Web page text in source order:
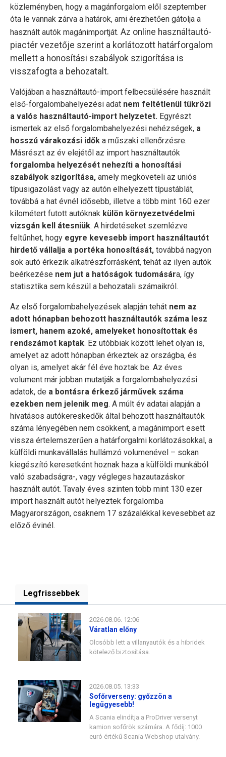
közleményben, hogy a magánforgalom elől szeptember
óta le vannak zárva a határok, ami érezhetően gátolja a
használt autók magánimportját. Az online használtautó-
piactér vezetője szerint a korlátozott határforgalom
mellett a honosítási szabályok szigorítása is
visszafogta a behozatalt.
Valójában a használtautó-import felbecsülésére használt
első-forgalombahelyezési adat nem feltétlenül tükrözi
a valós használtautó-import helyzetet. Egyrészt
ismertek az első forgalombahelyezési nehézségek, a
hosszú várakozási idők a műszaki ellenőrzésre.
Másrészt az év elejétől az import használtautók
forgalomba helyezését nehezíti a honosítási
szabályok szigorítása, amely megköveteli az uniós
típusigazolást vagy az autón elhelyezett típustáblát,
továbbá a hat évnél idősebb, illetve a több mint 160 ezer
kilométert futott autóknak külön környezetvédelmi
vizsgán kell átesniük. A hirdetéseket szemlézve
feltűnhet, hogy egyre kevesebb import használtautót
hirdető vállalja a portéka honosítását, továbbá nagyon
sok autó érkezik alkatrészforrásként, tehát az ilyen autók
beérkezése nem jut a hatóságok tudomására, így
statisztika sem készül a behozatali számaikról.
Az első forgalombahelyezések alapján tehát nem az
adott hónapban behozott használtautók száma lesz
ismert, hanem azoké, amelyeket honosítottak és
rendszámot kaptak. Ez utóbbiak között lehet olyan is,
amelyet az adott hónapban érkeztek az országba, és
olyan is, amelyet akár fél éve hoztak be. Az éves
volument már jobban mutatják a forgalombahelyezési
adatok, de a bontásra érkező járművek száma
ezekben nem jelenik meg. A múlt év adatai alapján a
hivatásos autókereskedők által behozott használtautók
száma lényegében nem csökkent, a magánimport esett
vissza értelemszerűen a határforgalmi korlátozásokkal, a
külföldi munkavállalás hullámzó volumenével – sokan
kiegészító keresetként hoznak haza a külföldi munkából
való szabadságra-, vagy végleges hazautazáskor
használt autót. Tavaly éves szinten több mint 130 ezer
import használt autót helyeztek forgalomba
Magyarországon, csaknem 17 százalékkal kevesebbet az
előző évinél.
Legfrissebbek
2026.08.06. 12:06
Váratlan előny
Olcsóbb lett a villanyautók és a hibridek
kötelező biztosítása.
2026.08.05. 13:33
Sofőrverseny: győzzön a
legügyesebb!
A Scania elindítja a ProDriver versenyt
kamion sofőrök számára. A fődíj: 1000
euró értékű Scania Webshop utalvány.